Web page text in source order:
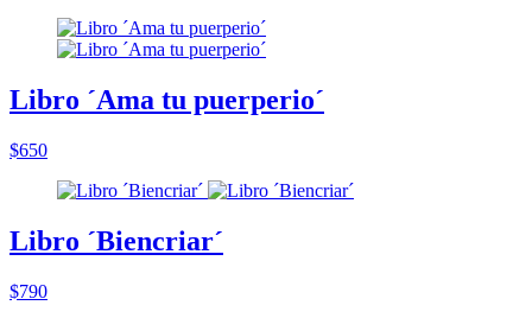
Libro ´Ama tu puerperio´
$650
Libro ´Biencriar´
$790